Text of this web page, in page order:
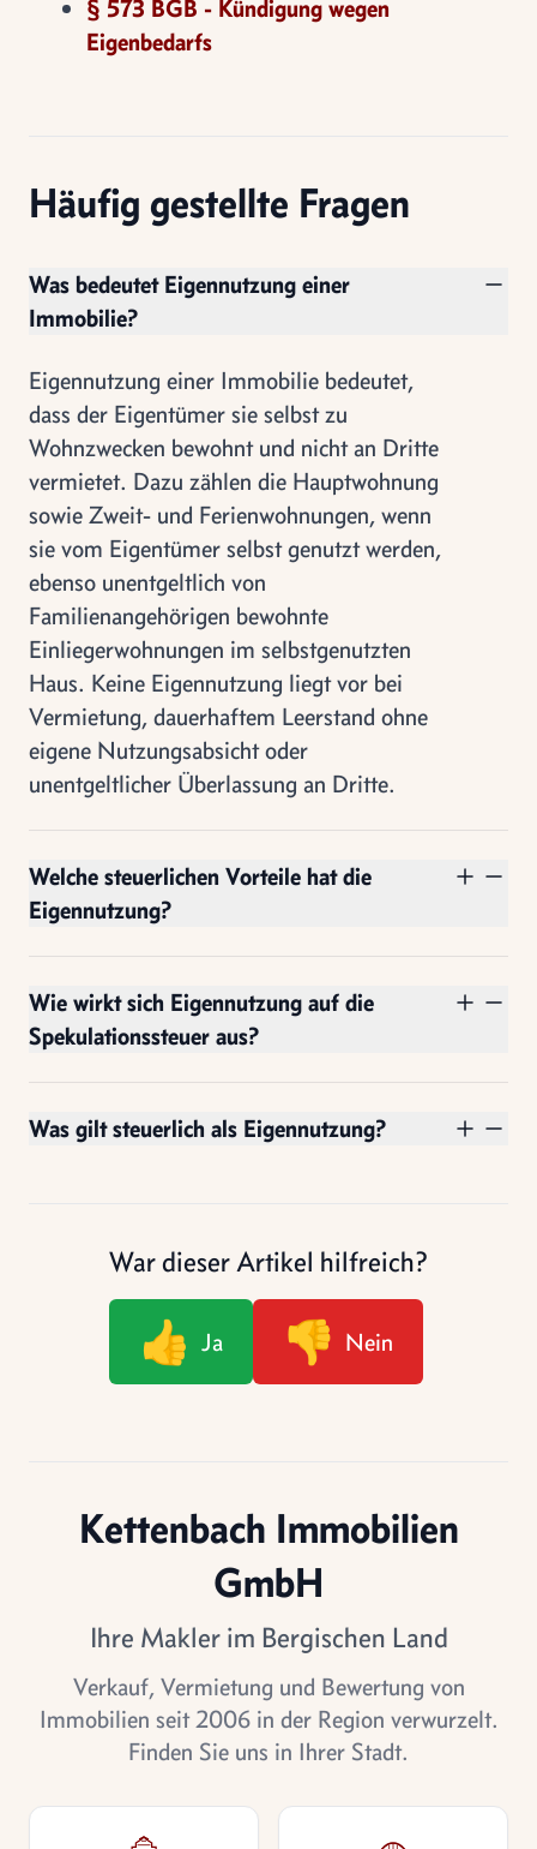
§ 573 BGB - Kündigung wegen
Eigenbedarfs
Häufig gestellte Fragen
Was bedeutet Eigennutzung einer
Immobilie?
Eigennutzung einer Immobilie bedeutet,
dass der Eigentümer sie selbst zu
Wohnzwecken bewohnt und nicht an Dritte
vermietet. Dazu zählen die Hauptwohnung
sowie Zweit- und Ferienwohnungen, wenn
sie vom Eigentümer selbst genutzt werden,
ebenso unentgeltlich von
Familienangehörigen bewohnte
Einliegerwohnungen im selbstgenutzten
Haus. Keine Eigennutzung liegt vor bei
Vermietung, dauerhaftem Leerstand ohne
eigene Nutzungsabsicht oder
unentgeltlicher Überlassung an Dritte.
Welche steuerlichen Vorteile hat die
Eigennutzung?
Wie wirkt sich Eigennutzung auf die
Spekulationssteuer aus?
Was gilt steuerlich als Eigennutzung?
War dieser Artikel hilfreich?
👍 Ja 👎 Nein
Kettenbach Immobilien
GmbH
Ihre Makler im Bergischen Land
Verkauf, Vermietung und Bewertung von
Immobilien seit 2006 in der Region verwurzelt.
Finden Sie uns in Ihrer Stadt.